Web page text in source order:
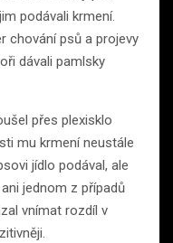
podávali krmení.
chování psů a projevy
dávali pamlsky
přes plexisklo
mu krmení neustále
jídlo podával, ale
jednom z případů
vnímat rozdíl v